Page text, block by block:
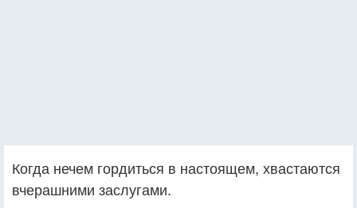
Когда нечем гордиться в настоящем, хвастаются
вчерашними заслугами.